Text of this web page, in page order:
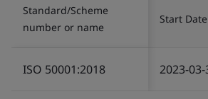
Standard/Scheme
number or name
Start Date
ISO 50001:2018 2023-